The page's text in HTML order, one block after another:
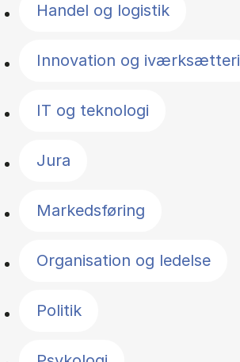
Handel og logistik
Innovation og iværksætteri
IT og teknologi
Jura
Markedsføring
Organisation og ledelse
Politik